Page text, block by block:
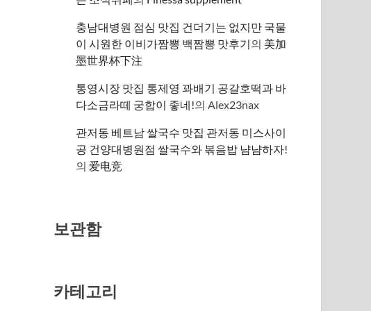
충남대병원 점심 맛집 건더기는 없지만 국물
이 시원한 이비가짬뽕 백짬뽕 맛후기의 美加
墨世界杯下注
통영시장 맛집 통제영 꽈배기 공갈호떡과 바
다소금라떼 궁합이 좋네!의Alex23nax
관저동 베트남 쌀국수 맛집 관저동 미스사이
공 건양대병원점 쌀국수와 볶음밥 냠냠하자!
의 爱电竞
보관함
카테고리